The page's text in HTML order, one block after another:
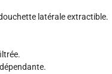
latérale extractible.